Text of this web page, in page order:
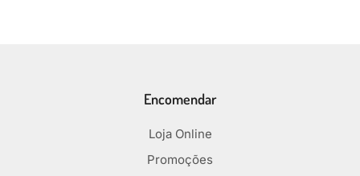
Encomendar
Loja Online
Promoções